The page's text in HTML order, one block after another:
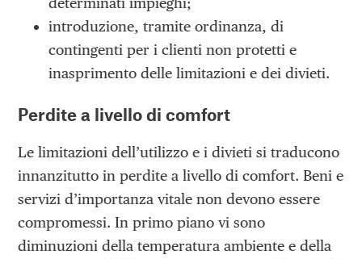
introduzione, tramite ordinanza, di
contingenti per i clienti non protetti e
inasprimento delle limitazioni e dei divieti.
Perdite a livello di comfort
Le limitazioni dell’utilizzo e i divieti si traducono
innanzitutto in perdite a livello di comfort. Beni e
servizi d’importanza vitale non devono essere
compromessi. In primo piano vi sono
diminuzioni della temperatura ambiente e della